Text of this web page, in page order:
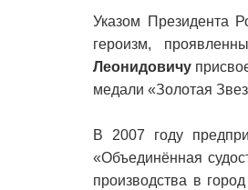
Указом Президента
героизм,
Леонидовичу
медали «Золотая
В 2007 году
«Объединённая
производства в